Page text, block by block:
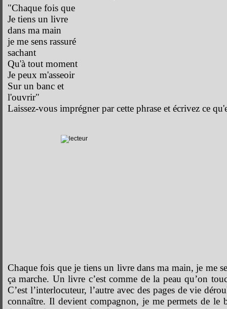
"Chaque fois que
Je tiens un livre
dans ma main
je me sens rassuré
sachant
Qu'à tout moment
Je peux m'asseoir
Sur un banc et
l'ouvrir"
Laissez-vous imprégner par cette phrase et écrivez ce
Chaque fois que je tiens un livre dans ma main, je me
ça marche. Un livre c’est comme de la peau qu’on
C’est l’interlocuteur, l’autre avec des pages de vie
connaître. Il devient compagnon, je me permets de le